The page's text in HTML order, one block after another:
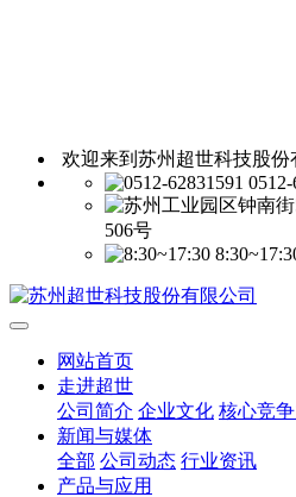
欢迎来到苏州超世科技股份
0512-
506号
网站首页
走进超世
公司简介 企业文化 核心竞
新闻与媒体
全部 公司动态 行业资讯
产品与应用